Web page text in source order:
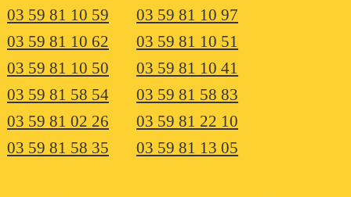
03 59 81 10 59
03 59 81 10 97
03 59 81 10 62
03 59 81 10 51
03 59 81 10 50
03 59 81 10 41
03 59 81 58 54
03 59 81 58 83
03 59 81 02 26
03 59 81 22 10
03 59 81 58 35
03 59 81 13 05